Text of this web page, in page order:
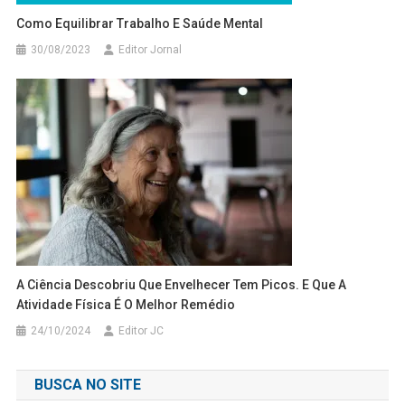
Como Equilibrar Trabalho E Saúde Mental
30/08/2023 Editor Jornal
A Ciência Descobriu Que Envelhecer Tem Picos. E Que A
Atividade Física É O Melhor Remédio
24/10/2024 Editor JC
BUSCA NO SITE